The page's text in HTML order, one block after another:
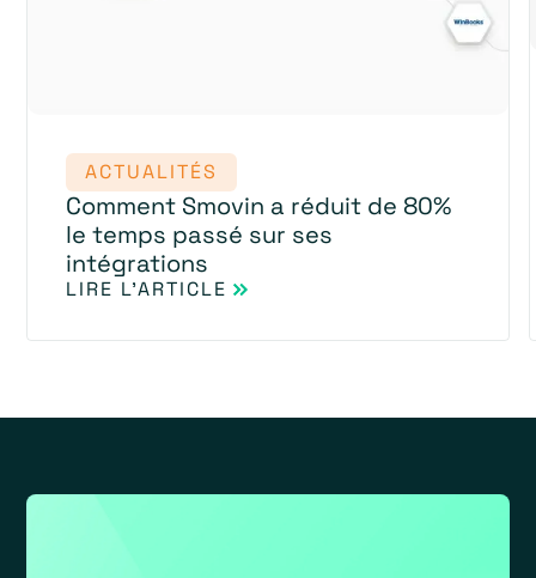
ACTUALITÉS
Comment Smovin a réduit de 80%
le temps passé sur ses
intégrations
LIRE L'ARTICLE